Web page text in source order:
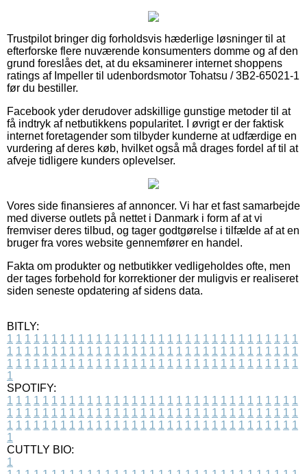
Trustpilot bringer dig forholdsvis hæderlige løsninger til at
efterforske flere nuværende konsumenters domme og af den
grund foreslåes det, at du eksaminerer internet shoppens
ratings af Impeller til udenbordsmotor Tohatsu / 3B2-65021-1
før du bestiller.
Facebook yder derudover adskillige gunstige metoder til at
få indtryk af netbutikkens popularitet. I øvrigt er der faktisk
internet foretagender som tilbyder kunderne at udfærdige en
vurdering af deres køb, hvilket også må drages fordel af til at
afveje tidligere kunders oplevelser.
Vores side finansieres af annoncer. Vi har et fast samarbejde
med diverse outlets på nettet i Danmark i form af at vi
fremviser deres tilbud, og tager godtgørelse i tilfælde af at en
bruger fra vores website gennemfører en handel.
Fakta om produkter og netbutikker vedligeholdes ofte, men
der tages forbehold for korrektioner der muligvis er realiseret
siden seneste opdatering af sidens data.
BITLY:
1 1 1 1 1 1 1 1 1 1 1 1 1 1 1 1 1 1 1 1 1 1 1 1 1 1 1 1 1 1 1 1 1
1 1 1 1 1 1 1 1 1 1 1 1 1 1 1 1 1 1 1 1 1 1 1 1 1 1 1 1 1 1 1 1 1
1 1 1 1 1 1 1 1 1 1 1 1 1 1 1 1 1 1 1 1 1 1 1 1 1 1 1 1 1 1 1 1 1
1
SPOTIFY:
1 1 1 1 1 1 1 1 1 1 1 1 1 1 1 1 1 1 1 1 1 1 1 1 1 1 1 1 1 1 1 1 1
1 1 1 1 1 1 1 1 1 1 1 1 1 1 1 1 1 1 1 1 1 1 1 1 1 1 1 1 1 1 1 1 1
1 1 1 1 1 1 1 1 1 1 1 1 1 1 1 1 1 1 1 1 1 1 1 1 1 1 1 1 1 1 1 1 1
1
CUTTLY BIO:
1